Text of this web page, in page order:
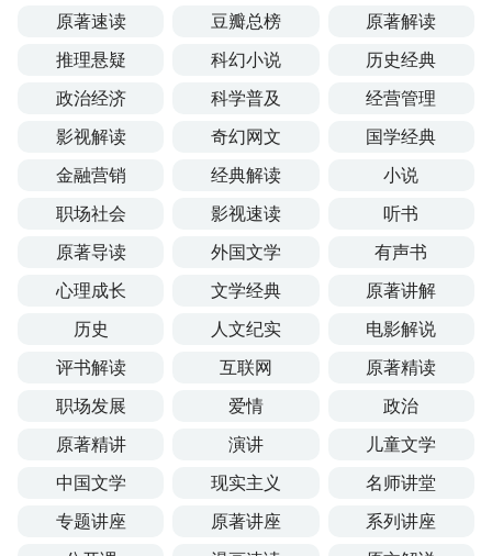
原著速读 豆瓣总榜
原著解读
推理悬疑
科幻小说
历史经典
政治经济
科学普及
经营管理
影视解读
奇幻网文
国学经典
金融营销
经典解读
小说
职场社会
影视速读
听书
原著导读
外国文学
有声书
心理成长
文学经典
原著讲解
历史
人文纪实
电影解说
评书解读
互联网
原著精读
职场发展
爱情
政治
原著精讲
演讲
儿童文学
中国文学
现实主义
名师讲堂
专题讲座
原著讲座
系列讲座